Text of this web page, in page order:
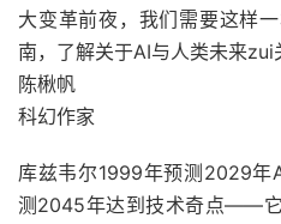
大变革前夜，我们需要这样
南，了解关于AI与人类未来zui
陈楸帆
科幻作家
库兹韦尔1999年预测2029
测2045年达到技术奇点——